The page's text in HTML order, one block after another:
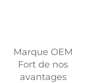
Marque OEM
Fort de nos
avantages